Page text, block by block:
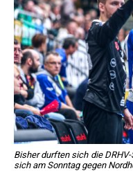
Bisher durften sich die
sich am Sonntag gegen